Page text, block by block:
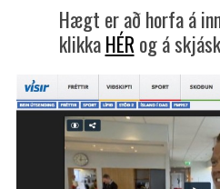
Hægt er að horfa á
klikkaHÉRog á